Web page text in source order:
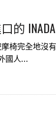
的
椅完全地沒
國人…